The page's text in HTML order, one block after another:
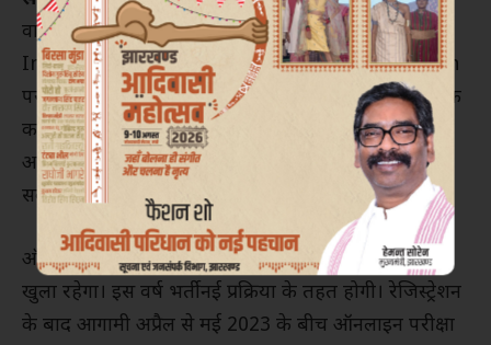
वाली रैली की अधिसूचना प्रकाशित की गई है और Join
Indian Army की साईट www.joinindianarmy.nic.in
पर देखी जा सकती है। सेना भर्ती कार्यालय भोपाल के संचालक
कर्नल सब्यसाची बाकुंडी ने बताया कि सभी इच्छुक उम्मीदवार
अग्निवीर रैली के लिए ऑनलाइन रेजिस्ट्रेशन 15 मार्च तक कर
सकते हैं।
ऑनलाइन रेजिस्ट्रेशन 15 मार्च 2023 की रात्रि 12 बजे तक
खुला रहेगा। इस वर्ष भर्ती नई प्रक्रिया के तहत होगी। रेजिस्ट्रेशन
के बाद आगामी अप्रैल से मई 2023 के बीच ऑनलाइन परीक्षा